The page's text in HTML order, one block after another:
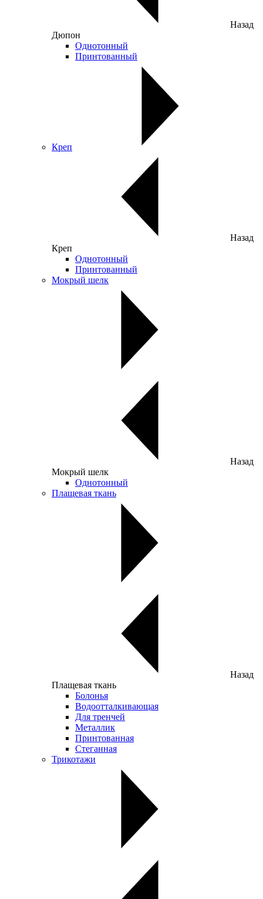
Назад
Дюпон
Однотонный
Принтованный
Креп
Назад
Креп
Однотонный
Принтованный
Мокрый шелк
Назад
Мокрый шелк
Однотонный
Плащевая ткань
Назад
Плащевая ткань
Болонья
Водоотталкивающая
Для тренчей
Металлик
Принтованная
Стеганная
Трикотажи